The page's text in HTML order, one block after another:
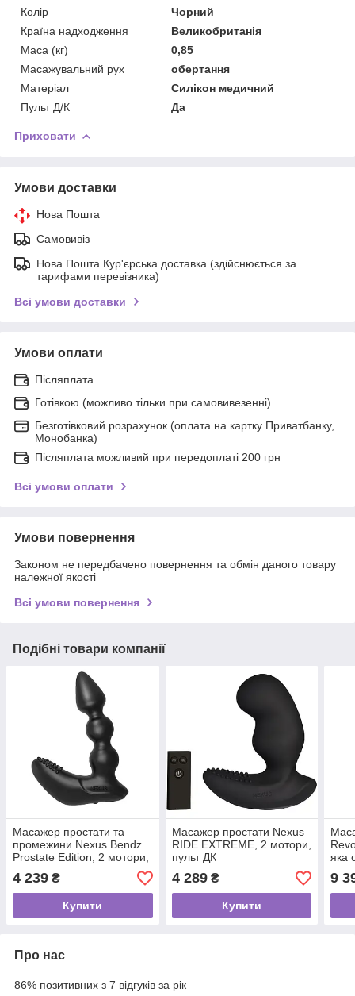
Колір
Чорний
Країна надходження
Великобританія
Маса (кг)
0,85
Масажувальний рух
обертання
Матеріал
Силікон медичний
Пульт Д/К
Да
Приховати
Умови доставки
Нова Пошта
Самовивіз
Нова Пошта Кур'єрська доставка (здійснюється за
тарифами перевізника)
Всі умови доставки
Умови оплати
Післяплата
Готівкою (можливо тільки при самовивезенні)
Безготівковий розрахунок (оплата на картку Приватбанку,.
Монобанка)
Післяплата можливий при передоплаті 200 грн
Всі умови оплати
Умови повернення
Законом не передбачено повернення та обмін даного товару
належної якості
Всі умови повернення
Подібні товари компанії
Масажер простати та
промежини Nexus Bendz
Prostate Edition, 2 мотори,
пульт ДК
4 239 ₴
Купити
Масажер простати Nexus
RIDE EXTREME, 2 мотори,
пульт ДК
4 289₴
Купити
яка
ДК
9
Про нас
86% позитивних з 7 відгуків за рік